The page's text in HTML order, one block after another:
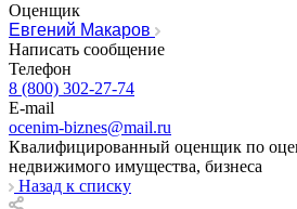
Оценщик
Евгений Макаров
Написать сообщение
Телефон
8 (800) 302-27-74
E-mail
ocenim-biznes@mail.ru
Квалифицированный оценщик по
недвижимого имущества, бизнеса
Назад к списку
Ишим
Ишимбай
Йошкар-Ола
Казань
Калининград
Калуга
Камбарка
Каменка